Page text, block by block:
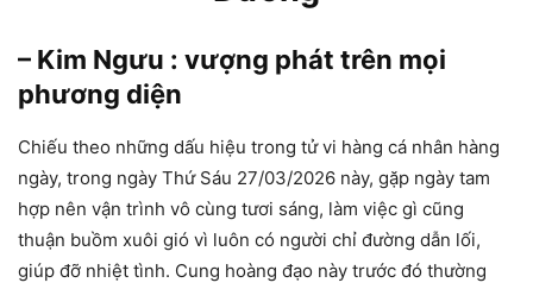
– Kim Ngưu : vượng phát trên mọi
phương diện
Chiếu theo những dấu hiệu trong tử vi hàng cá nhân hàng
ngày, trong ngày Thứ Sáu 27/03/2026 này, gặp ngày tam
hợp nên vận trình vô cùng tươi sáng, làm việc gì cũng
thuận buồm xuôi gió vì luôn có người chỉ đường dẫn lối,
giúp đỡ nhiệt tình. Cung hoàng đạo này trước đó thường